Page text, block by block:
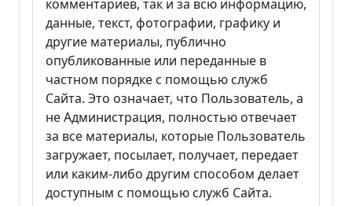
комментариев, так и за всю информацию,
данные, текст, фотографии, графику и
другие материалы, публично
опубликованные или переданные в
частном порядке с помощью служб
Сайта. Это означает, что Пользователь, а
не Администрация, полностью отвечает
за все материалы, которые Пользователь
загружает, посылает, получает, передает
или каким-либо другим способом делает
доступным с помощью служб Сайта.